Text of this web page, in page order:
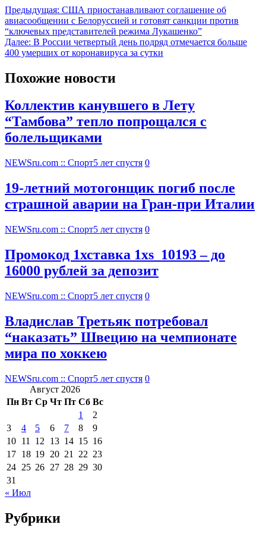
Предыдущая: США приостанавливают соглашение об
авиасообщении с Белоруссией и готовят санкции против
“ключевых представителей режима Лукашенко”
Далее: В России четвертый день подряд отмечается больше
400 умерших от коронавируса за сутки
Похожие новости
Коллектив канувшего в Лету
“Тамбова” тепло попрощался с
болельщиками
NEWSru.com :: Спорт5 лет спустя 0
19-летний мотогонщик погиб после
страшной аварии на Гран-при Италии
NEWSru.com :: Спорт5 лет спустя 0
Промокод 1хставка 1xs_10193 – до
16000 рублей за депозит
NEWSru.com :: Спорт5 лет спустя 0
Владислав Третьяк потребовал
“наказать” Швецию на чемпионате
мира по хоккею
NEWSru.com :: Спорт5 лет спустя 0
Август 2026
Пн Вт Ср Чт Пт Сб Вс
1
2
3
4 5 6 7 8
9
10 11 12 13 14 15 16
17 18 19 20 21 22 23
24 25 26 27 28 29 30
31
« Июл
Рубрики